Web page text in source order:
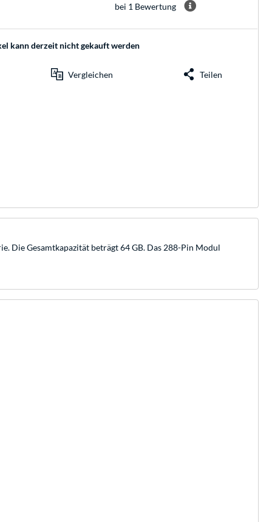
bei 1 Bewertung
kann derzeit nicht gekauft werden
Vergleichen Teilen
Die Gesamtkapazität beträgt 64 GB. Das 288-Pin Modul